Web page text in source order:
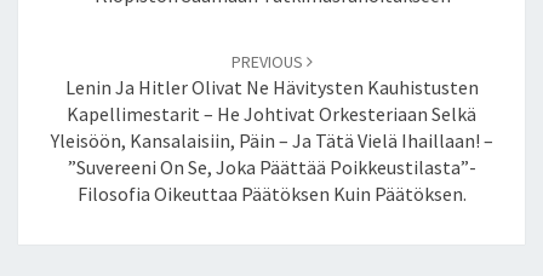
PREVIOUS
Lenin Ja Hitler Olivat Ne Hävitysten Kauhistusten
Kapellimestarit – He Johtivat Orkesteriaan Selkä
Yleisöön, Kansalaisiin, Päin – Ja Tätä Vielä Ihaillaan! –
”Suvereeni On Se, Joka Päättää Poikkeustilasta”-
Filosofia Oikeuttaa Päätöksen Kuin Päätöksen.